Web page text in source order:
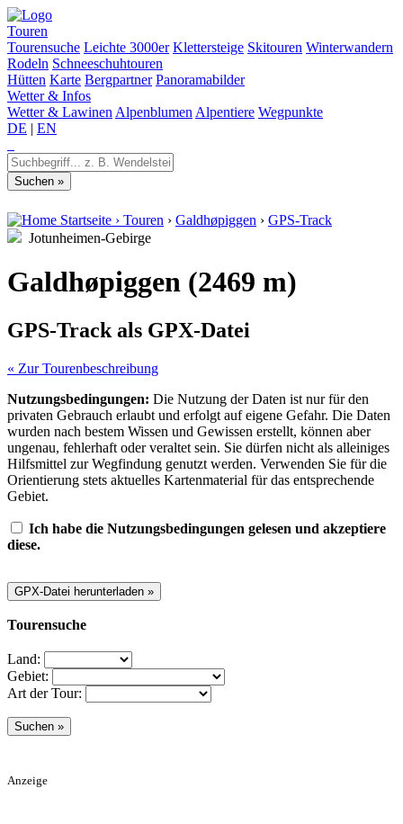
Touren
Tourensuche Leichte 3000er Klettersteige Skitouren Winterwandern
Rodeln Schneeschuhtouren
Hütten Karte Bergpartner Panoramabilder
Wetter & Infos
Wetter & Lawinen Alpenblumen Alpentiere Wegpunkte
DE | EN
Startseite › Touren › Galdhøpiggen › GPS-Track
Jotunheimen-Gebirge
Galdhøpiggen (2469 m)
GPS-Track als GPX-Datei
« Zur Tourenbeschreibung
Nutzungsbedingungen: Die Nutzung der Daten ist nur für den
privaten Gebrauch erlaubt und erfolgt auf eigene Gefahr. Die Daten
wurden nach bestem Wissen und Gewissen erstellt, können aber
ungenau, fehlerhaft oder veraltet sein. Sie dürfen nicht als alleiniges
Hilfsmittel zur Wegfindung genutzt werden. Verwenden Sie für die
Orientierung stets aktuelles Kartenmaterial für das entsprechende
Gebiet.
Ich habe die Nutzungsbedingungen gelesen und akzeptiere
diese.
Tourensuche
Land:
Gebiet:
Art der Tour:
Anzeige